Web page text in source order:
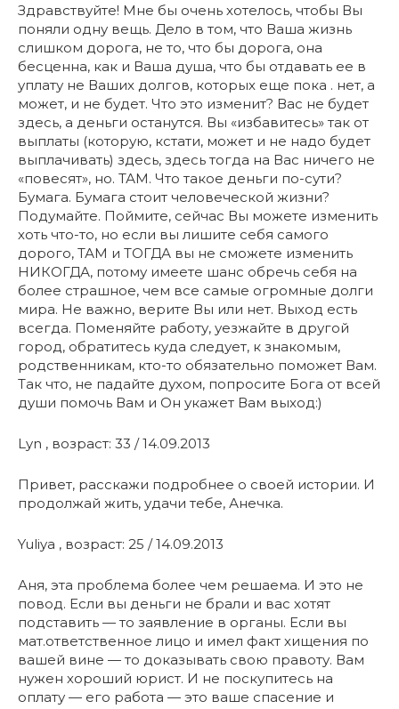
Здравствуйте! Мне бы очень хотелось, чтобы Вы
поняли одну вещь. Дело в том, что Ваша жизнь
слишком дорога, не то, что бы дорога, она
бесценна, как и Ваша душа, что бы отдавать ее в
уплату не Ваших долгов, которых еще пока . нет, а
может, и не будет. Что это изменит? Вас не будет
здесь, а деньги останутся. Вы «избавитесь» так от
выплаты (которую, кстати, может и не надо будет
выплачивать) здесь, здесь тогда на Вас ничего не
«повесят», но. ТАМ. Что такое деньги по-сути?
Бумага. Бумага стоит человеческой жизни?
Подумайте. Поймите, сейчас Вы можете изменить
хоть что-то, но если вы лишите себя самого
дорого, ТАМ и ТОГДА вы не сможете изменить
НИКОГДА, потому имеете шанс обречь себя на
более страшное, чем все самые огромные долги
мира. Не важно, верите Вы или нет. Выход есть
всегда. Поменяйте работу, уезжайте в другой
город, обратитесь куда следует, к знакомым,
родственникам, кто-то обязательно поможет Вам.
Так что, не падайте духом, попросите Бога от всей
души помочь Вам и Он укажет Вам выход:)
Lyn , возраст: 33 / 14.09.2013
Привет, расскажи подробнее о своей истории. И
продолжай жить, удачи тебе, Анечка.
Yuliya , возраст: 25 / 14.09.2013
Аня, эта проблема более чем решаема. И это не
повод. Если вы деньги не брали и вас хотят
подставить — то заявление в органы. Если вы
мат.ответственное лицо и имел факт хищения по
вашей вине — то доказывать свою правоту. Вам
нужен хороший юрист. И не поскупитесь на
оплату — его работа — это ваше спасение и